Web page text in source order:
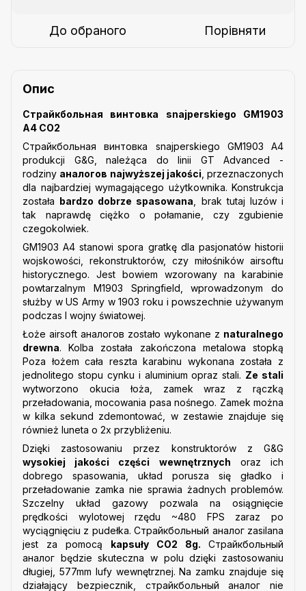
До обраного Порівняти
Опис
Страйкбольная винтовка snajperskiego GM1903
A4 CO2
Страйкбольная винтовка snajperskiego GM1903 A4
produkcji G&G, należąca do linii GT Advanced -
rodziny аналогов najwyższej jakości , przeznaczonych
dla najbardziej wymagającego użytkownika. Konstrukcja
została bardzo dobrze spasowana , brak tutaj luzów i
tak naprawdę ciężko o połamanie, czy zgubienie
czegokolwiek.
GM1903 A4 stanowi spora gratkę dla pasjonatów historii
wojskowości, rekonstruktorów, czy miłośników airsoftu
historycznego. Jest bowiem wzorowany na karabinie
powtarzalnym M1903 Springfield, wprowadzonym do
służby w US Army w 1903 roku i powszechnie używanym
podczas I wojny światowej.
Łoże airsoft аналогов zostało wykonane z naturalnego
drewna. Kolba została zakończona metalowa stopką
Poza łożem cała reszta karabinu wykonana została z
jednolitego stopu cynku i aluminium opraz stali. Ze stali
wytworzono okucia łoża, zamek wraz z rączką
przeładowania, mocowania pasa nośnego. Zamek można
w kilka sekund zdemontować, w zestawie znajduje się
również luneta o 2x przybliżeniu.
Dzięki zastosowaniu przez konstruktorów z G&G
wysokiej jakości części wewnętrznych oraz ich
dobrego spasowania, układ porusza się gładko i
przeładowanie zamka nie sprawia żadnych problemów.
Szczelny układ gazowy pozwala na osiągnięcie
prędkości wylotowej rzędu ~480 FPS zaraz po
wyciągnięciu z pudełka. Страйкбольный аналог zasilana
jest za pomocą kapsuły CO2 8g. Страйкбольный
аналог będzie skuteczna w polu dzięki zastosowaniu
długiej, 577mm lufy wewnętrznej. Na zamku znajduje się
działający bezpiecznik, cтрайкбольный аналог nie